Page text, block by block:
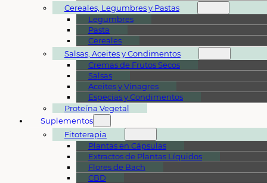
Cereales, Legumbres y Pastas
Legumbres
Pasta
Cereales
Salsas, Aceites y Condimentos
Cremas de Frutos Secos
Salsas
Aceites y Vinagres
Especias y Condimentos
Proteína Vegetal
Suplementos
Fitoterapia
Plantas en Cápsulas
Extractos de Plantas Líquidos
Flores de Bach
CBD